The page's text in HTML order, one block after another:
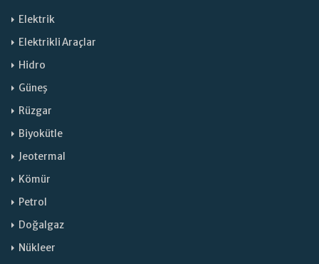
Elektrik
Elektrikli Araçlar
Hidro
Güneş
Rüzgar
Biyokütle
Jeotermal
Kömür
Petrol
Doğalgaz
Nükleer